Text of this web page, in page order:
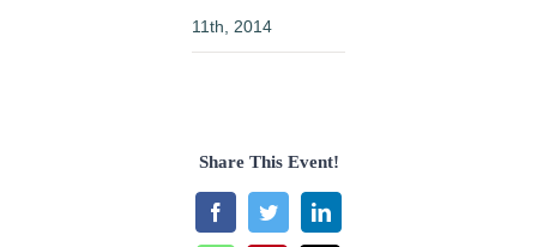
11th, 2014
Share This Event!
FacebookTwitterLinkedIn